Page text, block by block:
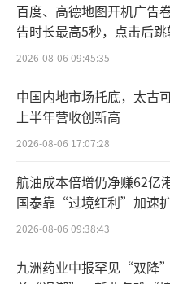
模糊的概念。5月31
四川成都某市民在
囊时，一盒22.5元
药品O2O平台售价
无独有偶。另
O2O平台只需26元
现，这种情况十分
芬等家庭常用药品，
2023年全国零售
百度、高德地图开机广告
告时长最高5秒，点击后
2026-08-06 09:45:35
中国内地市场托底，太古
上半年营收创新高
2026-08-06 17:07:28
航油成本倍增仍净赚62亿
国泰靠“过境红利”加速
2026-08-06 09:38:43
九洲药业中报罕见“双降